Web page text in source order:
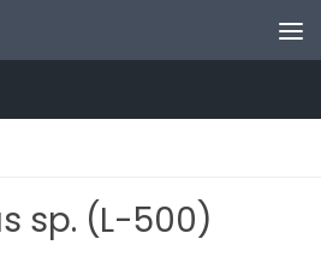
sp. (L-500)